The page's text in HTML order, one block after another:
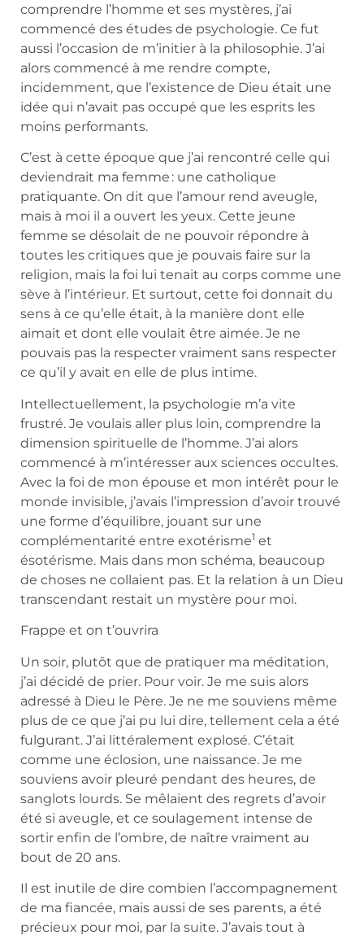
comprendre l’homme et ses mystères, j’ai
commencé des études de psychologie. Ce fut
aussi l’occasion de m’initier à la philosophie. J’ai
alors commencé à me rendre compte,
incidemment, que l’existence de Dieu était une
idée qui n’avait pas occupé que les esprits les
moins performants.
C’est à cette époque que j’ai rencontré celle qui
deviendrait ma femme : une catholique
pratiquante. On dit que l’amour rend aveugle,
mais à moi il a ouvert les yeux. Cette jeune
femme se désolait de ne pouvoir répondre à
toutes les critiques que je pouvais faire sur la
religion, mais la foi lui tenait au corps comme une
sève à l’intérieur. Et surtout, cette foi donnait du
sens à ce qu’elle était, à la manière dont elle
aimait et dont elle voulait être aimée. Je ne
pouvais pas la respecter vraiment sans respecter
ce qu’il y avait en elle de plus intime.
Intellectuellement, la psychologie m’a vite
frustré. Je voulais aller plus loin, comprendre la
dimension spirituelle de l’homme. J’ai alors
commencé à m’intéresser aux sciences occultes.
Avec la foi de mon épouse et mon intérêt pour le
monde invisible, j’avais l’impression d’avoir trouvé
une forme d’équilibre, jouant sur une
complémentarité entre exotérisme1 et
ésotérisme. Mais dans mon schéma, beaucoup
de choses ne collaient pas. Et la relation à un Dieu
transcendant restait un mystère pour moi.
Frappe et on t’ouvrira
Un soir, plutôt que de pratiquer ma méditation,
j’ai décidé de prier. Pour voir. Je me suis alors
adressé à Dieu le Père. Je ne me souviens même
plus de ce que j’ai pu lui dire, tellement cela a été
fulgurant. J’ai littéralement explosé. C’était
comme une éclosion, une naissance. Je me
souviens avoir pleuré pendant des heures, de
sanglots lourds. Se mêlaient des regrets d’avoir
été si aveugle, et ce soulagement intense de
sortir enfin de l’ombre, de naître vraiment au
bout de 20 ans.
Il est inutile de dire combien l’accompagnement
de ma fiancée, mais aussi de ses parents, a été
précieux pour moi, par la suite. J’avais tout à